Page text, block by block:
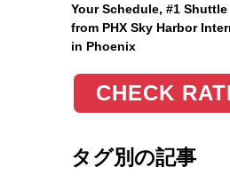
Your Schedule, #1
from PHX Sky Harbor
in Phoenix
CHECK
タグ別の記事